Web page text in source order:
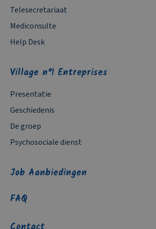
Telesecretariaat
Mediconsulte
Help Desk
Village n°1 Entreprises
Presentatie
Geschiedenis
De groep
Psychosociale dienst
Job Aanbiedingen
FAQ